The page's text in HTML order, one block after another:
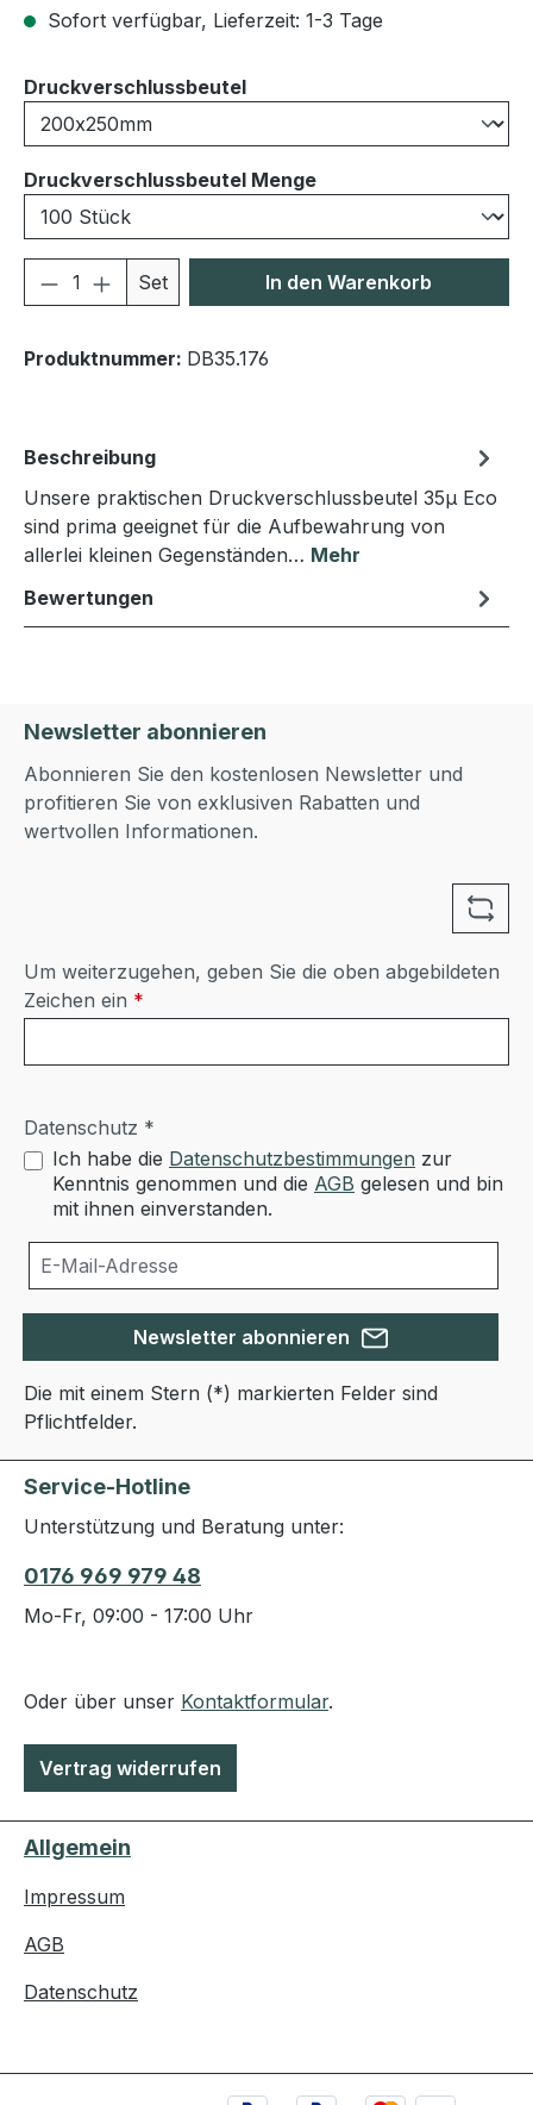
Sofort verfügbar, Lieferzeit: 1-3 Tage
Druckverschlussbeutelauswählen
Druckverschlussbeutel Mengeauswählen
Produkt Anzahl: Gib den
Set In den Warenkorb
Produktnummer: DB35.176
Beschreibung
Unsere praktischen Druckverschlussbeutel 35μ Eco
sind prima geeignet für die Aufbewahrung von
allerlei kleinen Gegenständen… Mehr
Bewertungen
Newsletter abonnieren
Abonnieren Sie den kostenlosen Newsletter und
profitieren Sie von exklusiven Rabatten und
wertvollen Informationen.
Um weiterzugehen, geben Sie die oben abgebildeten
Zeichen ein *
Datenschutz *
Ich habe die Datenschutzbestimmungen zur
Kenntnis genommen und die AGB gelesen und bin
mit ihnen einverstanden.
Newsletter abonnieren
Die mit einem Stern (*) markierten Felder sind
Pflichtfelder.
Service-Hotline
Unterstützung und Beratung unter:
0176 969 979 48
Mo-Fr, 09:00 - 17:00 Uhr
Oder über unser Kontaktformular.
Vertrag widerrufen
Allgemein
Impressum
AGB
Datenschutz